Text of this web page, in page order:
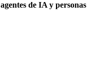
agentes de IA y personas